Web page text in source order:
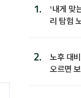
1.
‘내게 맞
리 탐험
2.
노후 대
오르면